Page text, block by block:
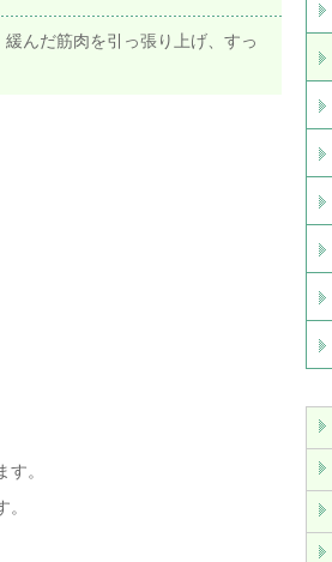
んだ筋肉を引っ張り上げ、すっ
。